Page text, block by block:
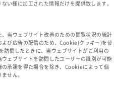
い様に加工された情報だけを提供致します。
当ウェブサイト改善のための閲覧状況の統計
び広告の配信のため、Cookie(クッキー)を使
訪問したときに、当ウェブサイトがご利用の
ェブサイトを訪問したユーザーの識別が可能
承諾を得た場合を除き、Cookieによって個
せん。